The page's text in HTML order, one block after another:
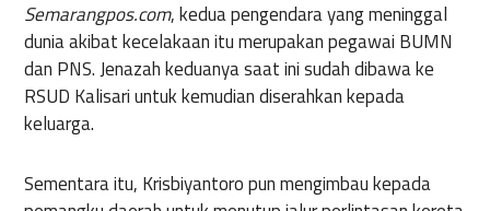
Semarangpos.com, kedua pengendara yang meninggal
dunia akibat kecelakaan itu merupakan pegawai BUMN
dan PNS. Jenazah keduanya saat ini sudah dibawa ke
RSUD Kalisari untuk kemudian diserahkan kepada
keluarga.
Sementara itu, Krisbiyantoro pun mengimbau kepada